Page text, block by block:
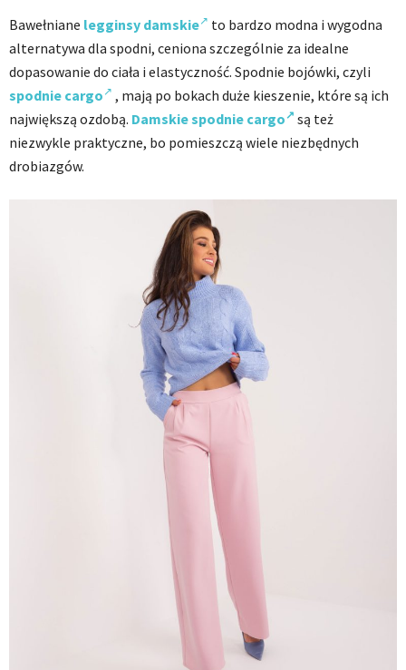
Bawełniane legginsy damskie
to bardzo modna i wygodna
alternatywa dla spodni, ceniona szczególnie za idealne
dopasowanie do ciała i elastyczność. Spodnie bojówki, czyli
spodnie cargo
, mają po bokach duże kieszenie, które są ich
największą ozdobą. Damskie spodnie cargo
są też
niezwykle praktyczne, bo pomieszczą wiele niezbędnych
drobiazgów.